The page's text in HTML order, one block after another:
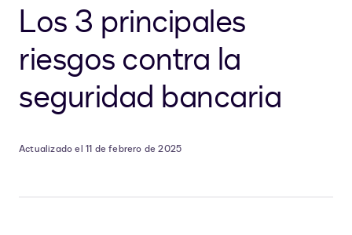
Los 3 principales
riesgos contra la
seguridad bancaria
Actualizado el 11 de febrero de 2025